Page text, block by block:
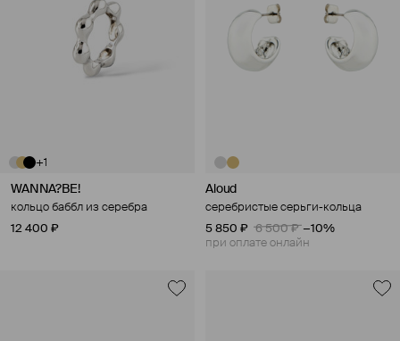
+1
WANNA?BE!
кольцо баббл из серебра
12 400 ₽
Aloud
серебристые серьги-кольца
5 850 ₽
6 500 ₽ −10%
при оплате онлайн